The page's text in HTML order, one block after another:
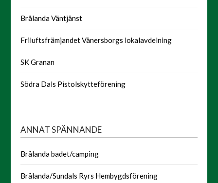
Brålanda Väntjänst
Friluftsfrämjandet Vänersborgs lokalavdelning
SK Granan
Södra Dals Pistolskytteförening
ANNAT SPÄNNANDE
Brålanda badet/camping
Brålanda/Sundals Ryrs Hembygdsförening